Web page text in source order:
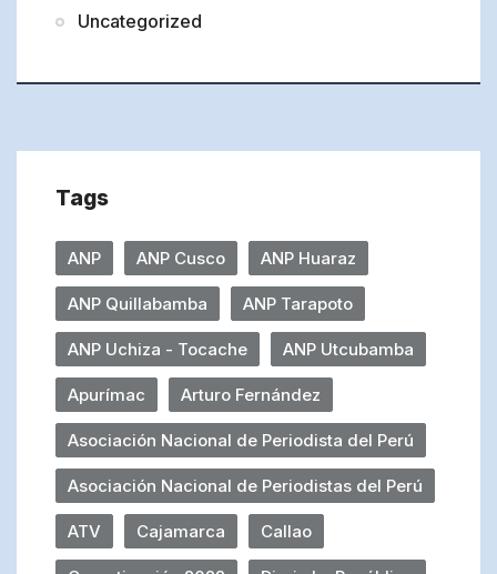
Uncategorized
Tags
ANP ANP Cusco ANP Huaraz
ANP Quillabamba ANP Tarapoto
ANP Uchiza - Tocache ANP Utcubamba
Apurímac Arturo Fernández
Asociación Nacional de Periodista del Perú
Asociación Nacional de Periodistas del Perú
ATV Cajamarca Callao